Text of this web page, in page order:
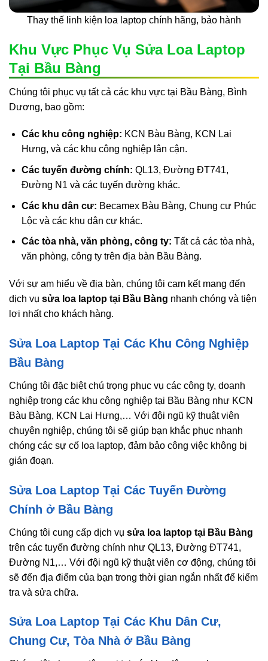
Thay thế linh kiện loa laptop chính hãng, bảo hành
Khu Vực Phục Vụ Sửa Loa Laptop
Tại Bầu Bàng
Chúng tôi phục vụ tất cả các khu vực tại Bầu Bàng, Bình
Dương, bao gồm:
Các khu công nghiệp: KCN Bàu Bàng, KCN Lai
Hưng, và các khu công nghiệp lân cận.
Các tuyến đường chính: QL13, Đường ĐT741,
Đường N1 và các tuyến đường khác.
Các khu dân cư: Becamex Bàu Bàng, Chung cư Phúc
Lộc và các khu dân cư khác.
Các tòa nhà, văn phòng, công ty: Tất cả các tòa nhà,
văn phòng, công ty trên địa bàn Bầu Bàng.
Với sự am hiểu về địa bàn, chúng tôi cam kết mang đến
dịch vụ sửa loa laptop tại Bầu Bàng nhanh chóng và tiện
lợi nhất cho khách hàng.
Sửa Loa Laptop Tại Các Khu Công Nghiệp
Bầu Bàng
Chúng tôi đặc biệt chú trọng phục vụ các công ty, doanh
nghiệp trong các khu công nghiệp tại Bầu Bàng như KCN
Bàu Bàng, KCN Lai Hưng,… Với đội ngũ kỹ thuật viên
chuyên nghiệp, chúng tôi sẽ giúp bạn khắc phục nhanh
chóng các sự cố loa laptop, đảm bảo công việc không bị
gián đoạn.
Sửa Loa Laptop Tại Các Tuyến Đường
Chính ở Bầu Bàng
Chúng tôi cung cấp dịch vụ sửa loa laptop tại Bầu Bàng
trên các tuyến đường chính như QL13, Đường ĐT741,
Đường N1,… Với đội ngũ kỹ thuật viên cơ động, chúng tôi
sẽ đến địa điểm của bạn trong thời gian ngắn nhất để kiểm
tra và sửa chữa.
Sửa Loa Laptop Tại Các Khu Dân Cư,
Chung Cư, Tòa Nhà ở Bầu Bàng